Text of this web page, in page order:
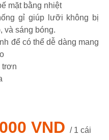
mặt bằng nhiệt
và sáng bóng.
trơn
VND / 1 cái